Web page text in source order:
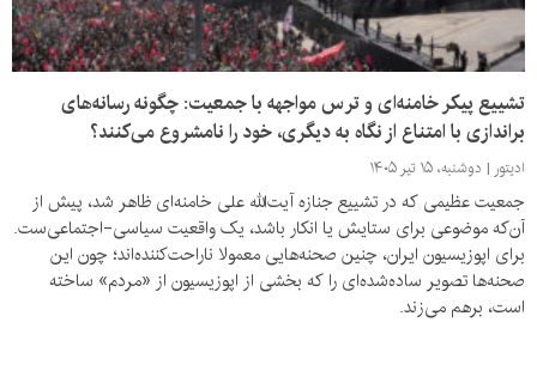
تشییع پیکر خامنه‌ای و ترس مواجهه با جمعیت: چگونه رسانه‌های
براندازی با امتناع از نگاه به دیگری، خود را نامشروع می‌کنند؟
ادیتور دوشنبه، ۱۵ تیر ۱۴۰۵
جمعیت عظیمی که در تشییع جنازه آیت‌الله علی خامنه‌ای ظاهر شد، پیش از
آن‌که موضوعی برای ستایش یا انکار باشد، یک واقعیت سیاسی‌-اجتماعی‌ست.
برای اپوزیسیون ایران، چنین صحنه‌هایی معمولا ناراحت‌کننده‌اند؛ چون این
صحنه‌ها تصویر ساده‌شده‌ای را که بخشی از اپوزیسیون از «مردم» ساخته
است، برهم می‌زند.